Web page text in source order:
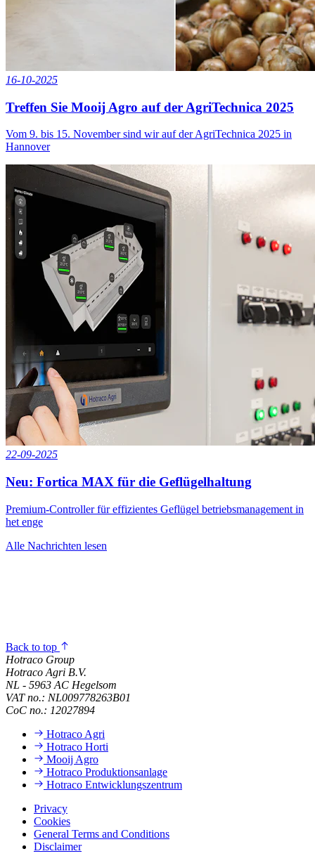
16-10-2025
Treffen Sie Mooij Agro auf der AgriTechnica 2025
Vom 9. bis 15. November sind wir auf der AgriTechnica 2025 in
Hannover
22-09-2025
Neu: Fortica MAX für die Geflügelhaltung
Premium-Controller für effizientes Geflügel betriebsmanagement in
het enge
Alle Nachrichten lesen
Back to top
Hotraco Group
Hotraco Agri B.V.
NL - 5963 AC Hegelsom
VAT no.: NL009778263B01
CoC no.: 12027894
Hotraco Agri
Hotraco Horti
Mooij Agro
Hotraco Produktionsanlage
Hotraco Entwicklungszentrum
Privacy
Cookies
General Terms and Conditions
Disclaimer